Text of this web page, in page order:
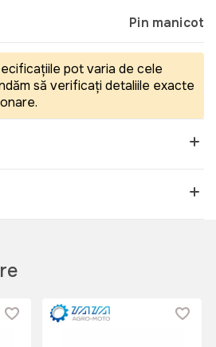
Pin manicot
pot varia de cele
să verificați detaliile exacte